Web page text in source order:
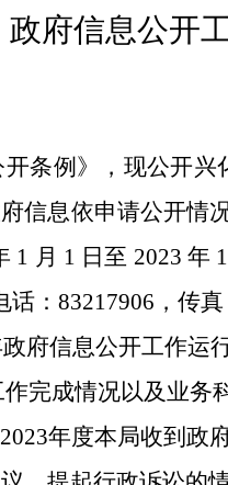
政府信息公开
条例》，现公开兴
信息依申请公开情
1 月 1 日至 2023年
话： 83217906 ，传真
府信息公开工作运
完成情况以及业务
2023年度本局收到政